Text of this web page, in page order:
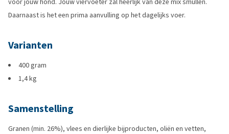
Daarnaast is het een prima aanvulling op het dagelijks voer.
Varianten
400 gram
1,4 kg
Samenstelling
Granen (min. 26%), vlees en dierlijke bijproducten, oliën en vetten,